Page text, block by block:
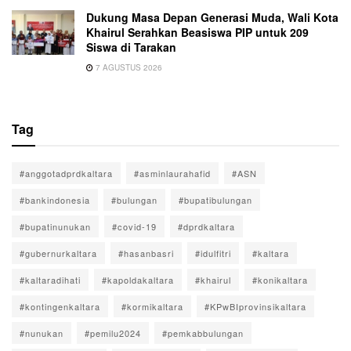
Dukung Masa Depan Generasi Muda, Wali Kota
Khairul Serahkan Beasiswa PIP untuk 209
Siswa di Tarakan
7 AGUSTUS 2026
Tag
#anggotadprdkaltara #asminlaurahafid #ASN
#bankindonesia #bulungan #bupatibulungan
#bupatinunukan #covid-19 #dprdkaltara
#gubernurkaltara #hasanbasri #idulfitri #kaltara
#kaltaradihati #kapoldakaltara #khairul #konikaltara
#kontingenkaltara #kormikaltara #KPwBIprovinsikaltara
#nunukan #pemilu2024 #pemkabbulungan